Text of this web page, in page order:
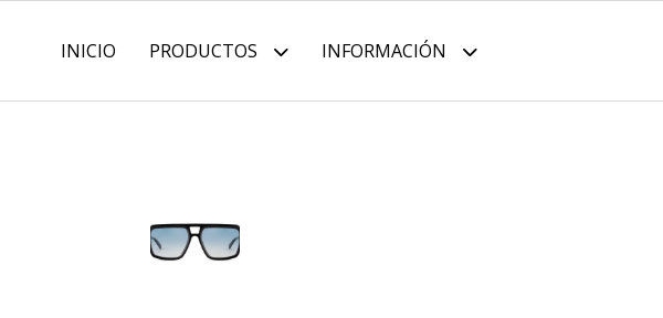
INICIO PRODUCTOS INFORMACIÓN